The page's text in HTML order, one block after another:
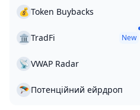
💰 Token Buybacks
🏛 TradFi New
📡 VWAP Radar
🪂 Потенційний ейрдроп